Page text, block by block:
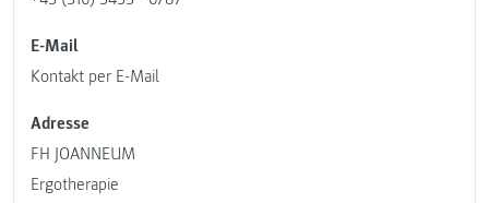
E-Mail
Kontakt per E-Mail
Adresse
FH JOANNEUM
Ergotherapie